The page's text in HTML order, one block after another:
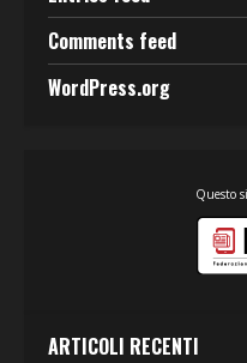
Comments feed
WordPress.org
Questo
ARTICOLI RECENTI